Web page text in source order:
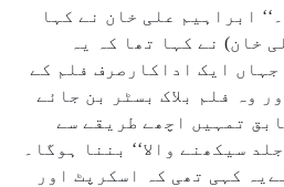
ابراہیم علی خان نے کہا
خان) نے کہا تھا کہ یہ
ہے جہاں ایک اداکارصرف فلم کے
وہ فلم بلاک بسٹر بن جائے
تمہیں اچھے طریقے سے
سیکھنے والا‘‘ بننا ہوگا۔
کہی تھی کہ اسکرپٹ اور